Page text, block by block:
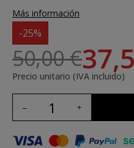
Más información
-25%
50,00 €
Precio unitario (IVA incluido)